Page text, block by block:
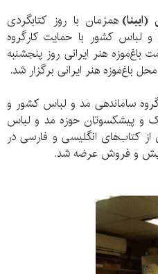
همزمان با روز کتابگردی
و لباس کشور با حمایت کارگروه
هنر ایرانی روز پنجشنبه
ساماندهی مد و لباس کشور و
و پیشکسوتان حوزه مد و لباس
کتاب‌های انگلیسی و فارسی در
و فروش عرضه شد.